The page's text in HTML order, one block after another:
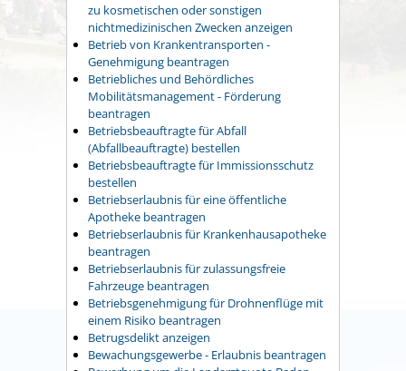
zu kosmetischen oder sonstigen
nichtmedizinischen Zwecken anzeigen
Betrieb von Krankentransporten -
Genehmigung beantragen
Betriebliches und Behördliches
Mobilitätsmanagement - Förderung
beantragen
Betriebsbeauftragte für Abfall
(Abfallbeauftragte) bestellen
Betriebsbeauftragte für Immissionsschutz
bestellen
Betriebserlaubnis für eine öffentliche
Apotheke beantragen
Betriebserlaubnis für Krankenhausapotheke
beantragen
Betriebserlaubnis für zulassungsfreie
Fahrzeuge beantragen
Betriebsgenehmigung für Drohnenflüge mit
einem Risiko beantragen
Betrugsdelikt anzeigen
Bewachungsgewerbe - Erlaubnis beantragen